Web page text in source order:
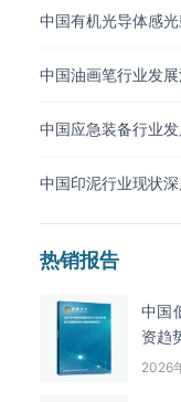
中国有机光导体感
中国油画笔行业发
中国应急装备行业
中国印泥行业现状
热销报告
中国
资趋
2026